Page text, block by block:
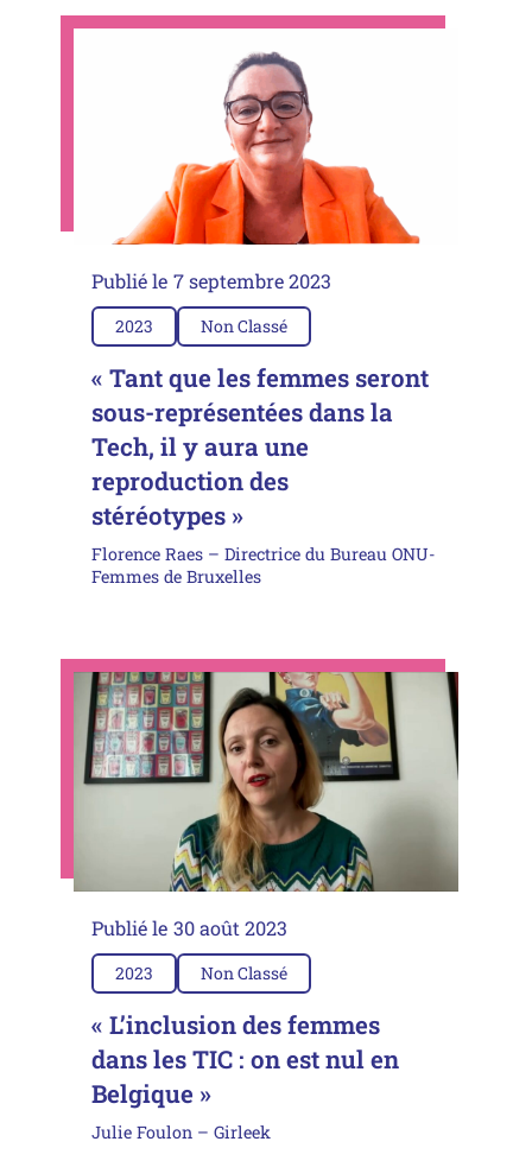
Publié le 7 septembre 2023
2023 Non Classé
« Tant que les femmes seront
sous-représentées dans la
Tech, il y aura une
reproduction des
stéréotypes »
Florence Raes – Directrice du Bureau ONU-
Femmes de Bruxelles
Publié le 30 août 2023
2023 Non Classé
« L’inclusion des femmes
dans les TIC : on est nul en
Belgique »
Julie Foulon – Girleek